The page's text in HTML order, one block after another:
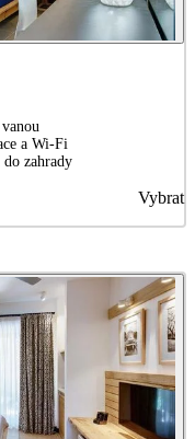
a Wi-Fi
do zahrady
Vybrat